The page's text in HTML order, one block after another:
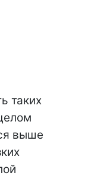
таких
выше